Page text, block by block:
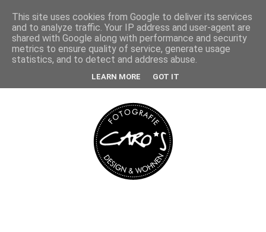
This site uses cookies from Google to deliver its services
and to analyze traffic. Your IP address and user-agent are
shared with Google along with performance and security
metrics to ensure quality of service, generate usage
statistics, and to detect and address abuse.
LEARN MORE GOT IT